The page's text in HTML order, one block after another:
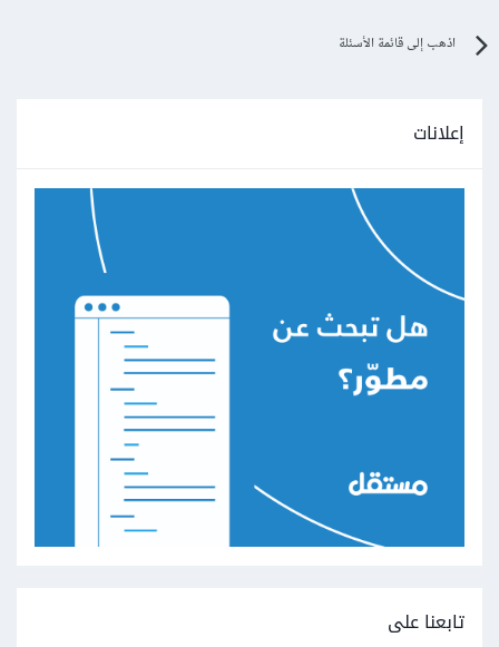
اذهب إلى قائمة الأسئلة
إعلانات
تابعنا على